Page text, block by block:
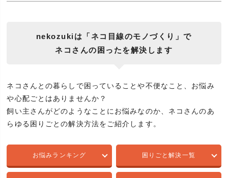
nekozukiは「ネコ目線のモノづくり」で
ネコさんの困ったを解決します
ネコさんとの暮らしで困っていることや不便なこと、お悩み
や心配ごとはありませんか？
飼い主さんがどのようなことにお悩みなのか、ネコさんのあ
らゆる困りごとの解決方法をご紹介します。
お悩みランキング 困りごと解決一覧